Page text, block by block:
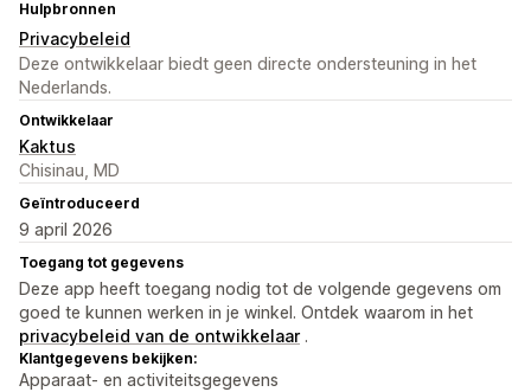
Hulpbronnen
Privacybeleid
Deze ontwikkelaar biedt geen directe ondersteuning in het
Nederlands.
Ontwikkelaar
Kaktus
Chisinau, MD
Geïntroduceerd
9 april 2026
Toegang tot gegevens
Deze app heeft toegang nodig tot de volgende gegevens om
goed te kunnen werken in je winkel. Ontdek waarom in het
privacybeleid van de ontwikkelaar .
Klantgegevens bekijken:
Apparaat- en activiteitsgegevens